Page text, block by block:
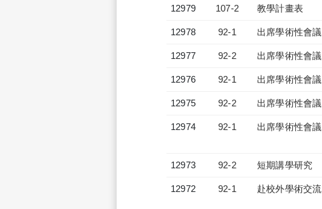
12979 107-2 教學計畫表
12978 92-1 出席學術性會議
12977 92-2 出席學術性會議
12976 92-1 出席學術性會議
12975 92-2 出席學術性會議
12974 92-1 出席學術性會議
12973 92-2 短期講學研究
12972 92-1 赴校外學術交流